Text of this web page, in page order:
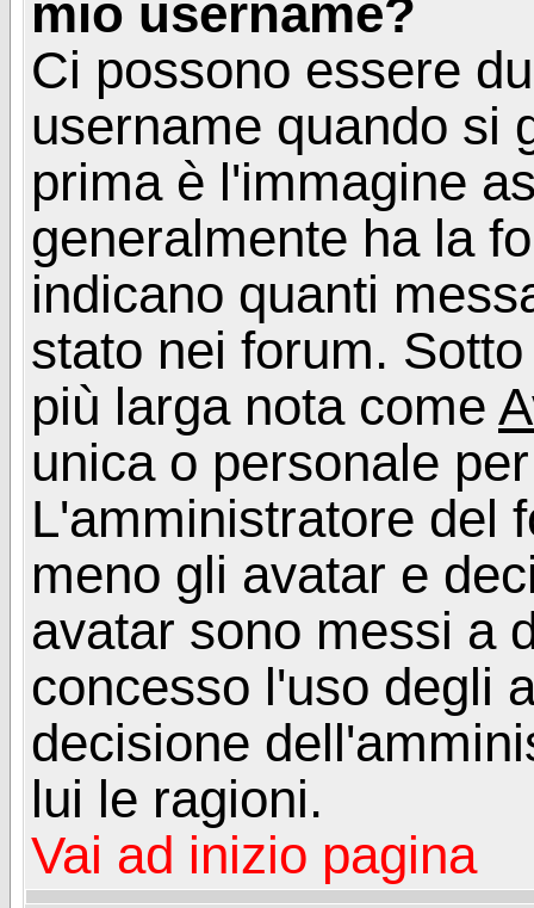
mio username?
Ci possono essere
username quando si
prima è l'immagine
generalmente ha la
indicano quanti
stato nei forum.
più larga nota come
unica o personale
L'amministratore del
meno gli avatar e
avatar sono messi a
concesso l'uso degli
decisione
lui le ragioni.
Vai ad inizio pagina